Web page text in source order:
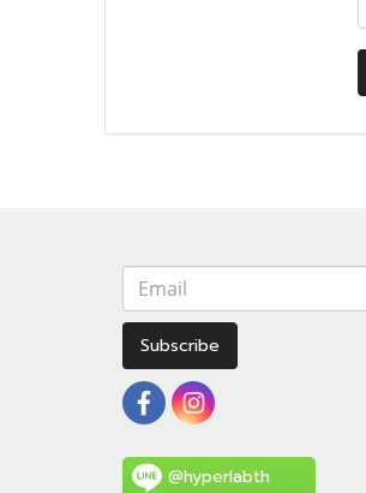
Subscribe
@hyperlabth